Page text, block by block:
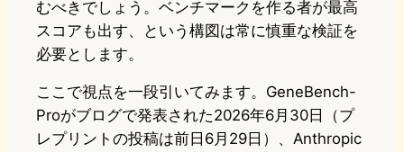
むべきでしょう。ベンチマークを作る者が最高
スコアも出す、という構図は常に慎重な検証を
必要とします。
ここで視点を一段引いてみます。GeneBench-
Proがブログで発表された2026年6月30日（プ
レプリントの投稿は前日6月29日）、Anthropic